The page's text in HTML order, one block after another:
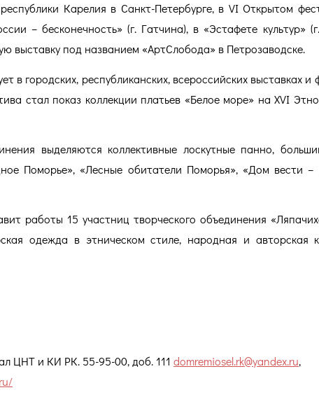
Карелия в Санкт-Петербурге, в VI Открытом
– бесконечность» (г. Гатчина), в «Эстафете культур»
выставку под названием «АртСлобода» в Петрозаводске.
в городских, республиканских, всероссийских выставках
стал показ коллекции платьев «Белое море» на XVI
выделяются коллективные лоскутные панно,
Поморье», «Лесные обитатели Поморья», «Дом вести –
работы 15 участниц творческого объединения
одежда в этническом стиле, народная и авторская
ЦНТ и КИ РК. 55-95-00, доб. 111 domremiosel.rk@yandex.ru,